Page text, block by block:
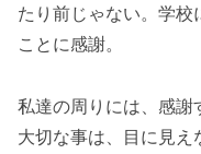
たり前じゃない。学校
ことに感謝。
私達の周りには、感謝
大切な事は、目に見